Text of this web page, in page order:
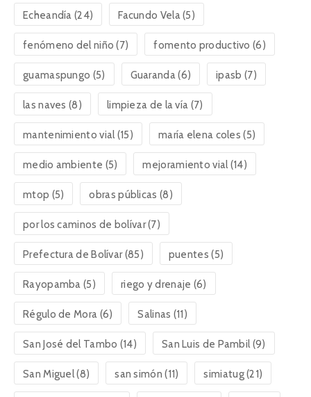
Echeandía (24) Facundo Vela(5)
fenómeno del niño (7) fomento productivo (6)
guamaspungo (5) Guaranda(6) ipasb (7)
las naves (8) limpieza de la vía (7)
mantenimiento vial(15) maría elena coles (5)
medio ambiente (5) mejoramiento vial(14)
mtop (5) obras públicas (8)
por los caminos de bolívar(7)
Prefectura de Bolívar(85) puentes (5)
Rayopamba (5) riego y drenaje (6)
Régulo de Mora (6) Salinas (11)
San José del Tambo (14) San Luis de Pambil(9)
San Miguel(8) san simón (11) simiatug(21)